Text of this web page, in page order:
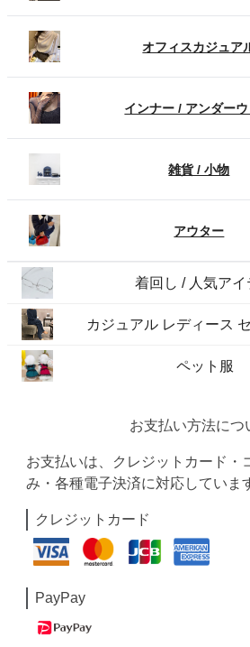
オフィスカジュア
インナー / アンダー
雑貨 / 小物
アウター
着回し / 人気アイ
カジュアル レディース
ペット服
お支払い方法につ
お支払いは、クレジットカード・
み・各種電子決済に対応していま
クレジットカード
PayPay